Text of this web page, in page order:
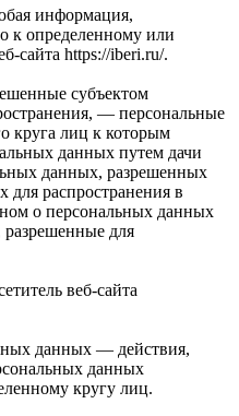
информация,
к определенному или
сайта https://iberi.ru/.
субъектом
— персональные
круга лиц к которым
данных путем дачи
данных, разрешенных
для распространения в
о персональных данных
для
веб-сайта
данных — действия,
данных
кругу лиц.